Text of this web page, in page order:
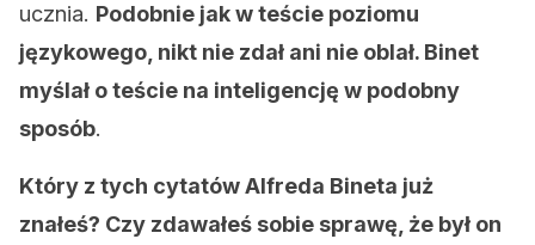
ucznia. Podobnie jak w teście poziomu
językowego, nikt nie zdał ani nie oblał. Binet
myślał o teście na inteligencję w podobny
sposób.
Który z tych cytatów Alfreda Bineta już
znałeś? Czy zdawałeś sobie sprawę, że był on